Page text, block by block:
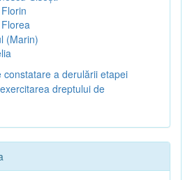
(Marin)
constatare a derulării etapei
dreptului de